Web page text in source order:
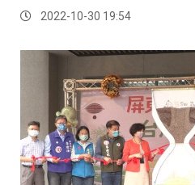
2022-10-30 19:54